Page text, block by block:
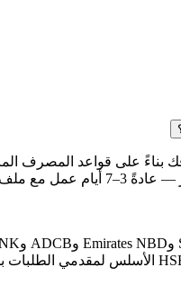
بناءً على قواعد
ملف كامل.